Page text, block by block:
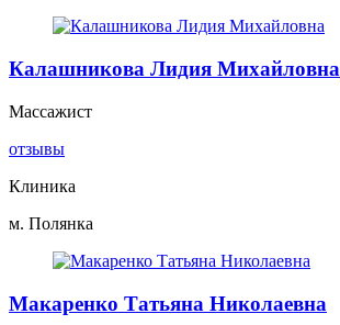
Калашникова Лидия Михайловна
Массажист
отзывы
Клиника
м. Полянка
Макаренко Татьяна Николаевна